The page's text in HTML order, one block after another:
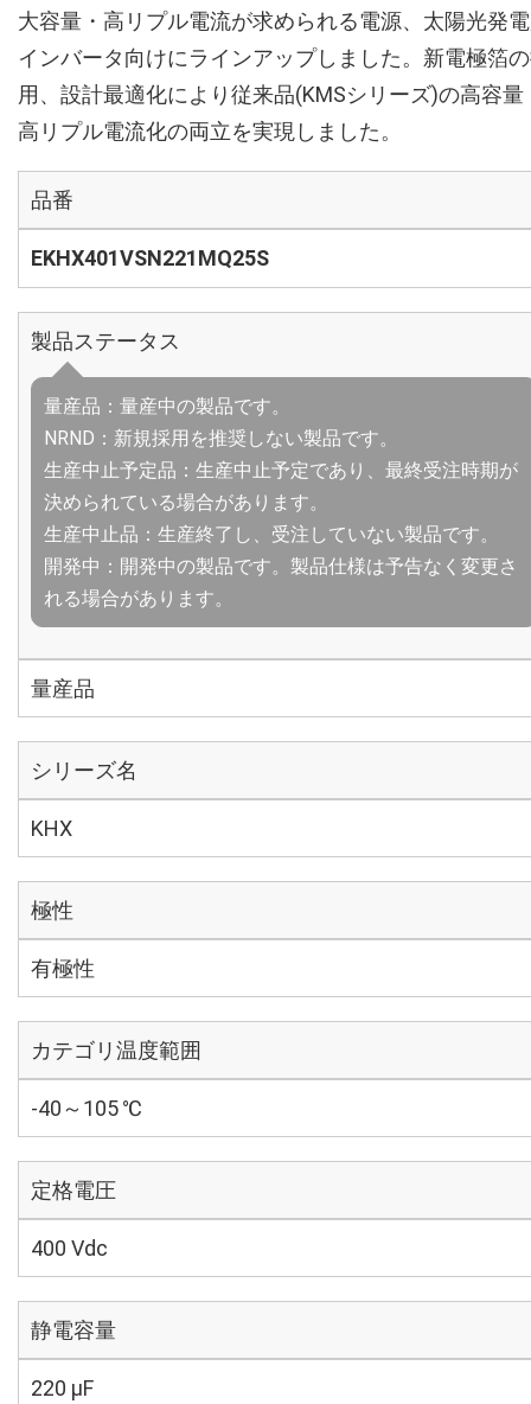
大容量・高リプル電流が求められる電源、太陽光発
インバータ向けにラインアップしました。新電極箔
用、設計最適化により従来品(KMSシリーズ)の高容量
高リプル電流化の両立を実現しました。
品番
EKHX401VSN221MQ25S
製品ステータス
量産品：量産中の製品です。
NRND：新規採用を推奨しない製品です。
生産中止予定品：生産中止予定であり、最終受注時期が
決められている場合があります。
生産中止品：生産終了し、受注していない製品です。
開発中：開発中の製品です。製品仕様は予告なく変更さ
れる場合があります。
量産品
シリーズ名
KHX
極性
有極性
カテゴリ温度範囲
-40～105 ℃
定格電圧
400 Vdc
静電容量
220 µF